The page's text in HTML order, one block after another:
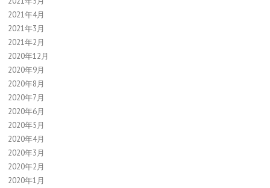
2021年4月
2021年3月
2021年2月
2020年12月
2020年9月
2020年8月
2020年7月
2020年6月
2020年5月
2020年4月
2020年3月
2020年2月
2020年1月